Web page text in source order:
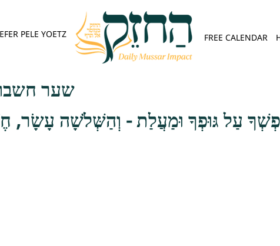
PELE YOETZ FREE CALENDAR
שער
נַפְשְׁךָ עַל גּוּפְךָ וּמַעֲלַת - וְהַשְּׁלֹשָׁה עָשָׂר,